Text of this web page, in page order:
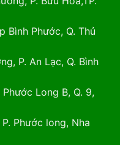
Bình Phước, Q. Thủ
P. An Lạc, Q. Bình
Long B, Q. 9,
Phước long, Nha